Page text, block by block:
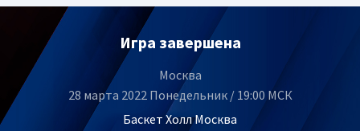
Игра завершена
Москва
28 марта 2022 Понедельник / 19:00 МСК
Баскет Холл Москва